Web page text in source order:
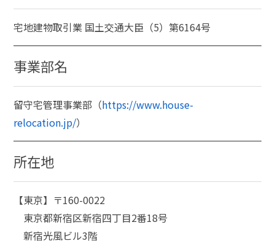
宅地建物取引業 国土交通大臣（5）第6164号
事業部名
留守宅管理事業部（https://www.house-
relocation.jp/）
所在地
【東京】〒160-0022
東京都新宿区新宿四丁目2番18号
新宿光風ビル3階